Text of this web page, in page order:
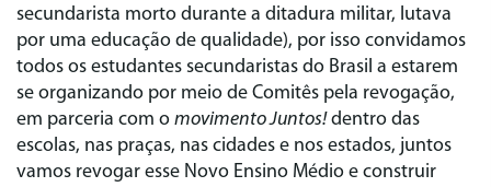
secundarista morto durante a ditadura militar, lutava
por uma educação de qualidade), por isso convidamos
todos os estudantes secundaristas do Brasil a estarem
se organizando por meio de Comitês pela revogação,
em parceria com o movimento Juntos!dentro das
escolas, nas praças, nas cidades e nos estados, juntos
vamos revogar esse Novo Ensino Médio e construir